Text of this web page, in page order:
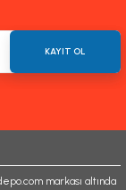
KAYIT OL
markası altında